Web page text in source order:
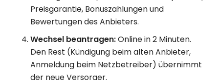
Preisgarantie, Bonuszahlungen und
Bewertungen des Anbieters.
Wechsel beantragen:Online in 2 Minuten.
Den Rest (Kündigung beim alten Anbieter,
Anmeldung beim Netzbetreiber) übernimmt
der neue Versorger.